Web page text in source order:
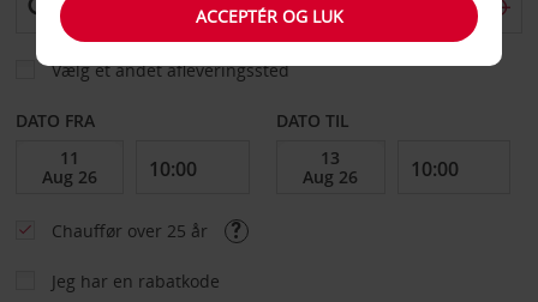
Vælg et andet afleveringssted
DATO FRA DATO TIL
Chauffør over 25 år
Jeg har en rabatkode
ACCEPTÉR OG LUK